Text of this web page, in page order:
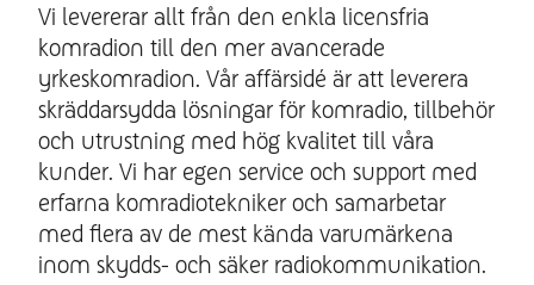
Vi levererar allt från den enkla licensfria
komradion till den mer avancerade
yrkeskomradion. Vår affärsidé är att leverera
skräddarsydda lösningar för komradio, tillbehör
och utrustning med hög kvalitet till våra
kunder. Vi har egen service och support med
erfarna komradiotekniker och samarbetar
med flera av de mest kända varumärkena
inom skydds- och säker radiokommunikation.